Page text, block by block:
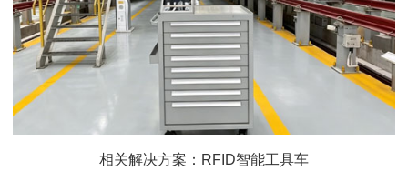
相关解决方案：RFID智能工具车